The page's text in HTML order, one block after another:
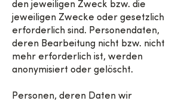
den jeweiligen Zweck bzw. die
jeweiligen Zwecke oder gesetzlich
erforderlich sind. Personendaten,
deren Bearbeitung nicht bzw. nicht
mehr erforderlich ist, werden
anonymisiert oder gelöscht.
Personen, deren Daten wir